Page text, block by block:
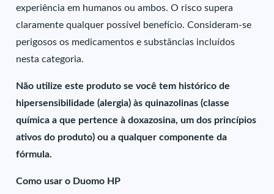
experiência em humanos ou ambos. O risco supera
claramente qualquer possível benefício. Consideram-se
perigosos os medicamentos e substâncias incluídos
nesta categoria.
Não utilize este produto se você tem histórico de
hipersensibilidade (alergia) às quinazolinas (classe
química a que pertence à doxazosina, um dos princípios
ativos do produto) ou a qualquer componente da
fórmula.
Como usar o Duomo HP